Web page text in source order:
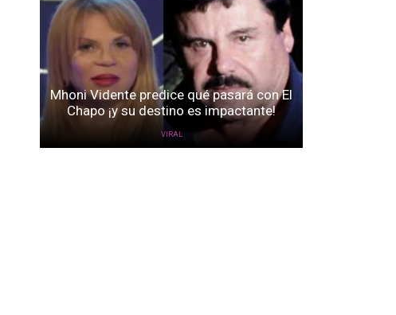
Mhoni Vidente predice qué pasará con El
Chapo ¡y su destino es impactante!
VIRAL